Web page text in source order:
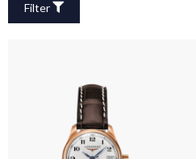
Filter